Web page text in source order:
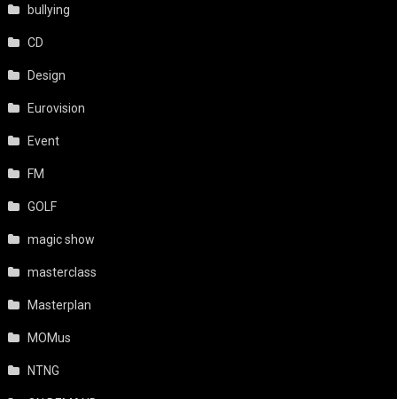
bullying
CD
Design
Eurovision
Event
FM
GOLF
magic show
masterclass
Masterplan
MOMus
NTNG